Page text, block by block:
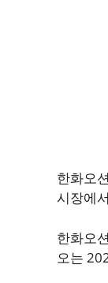
한화오
시장에
한화오
오는